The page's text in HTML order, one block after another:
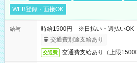
WEB登録・面接OK
給与
時給1500円 ※日払い・週払いOK
交通費別途支給あり
交通費 交通費支給あり（上限